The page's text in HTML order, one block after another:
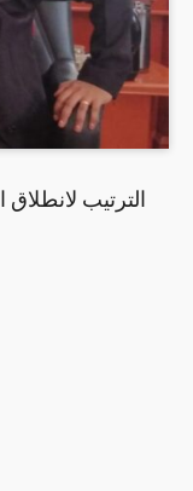
الترتيب لانطلاق